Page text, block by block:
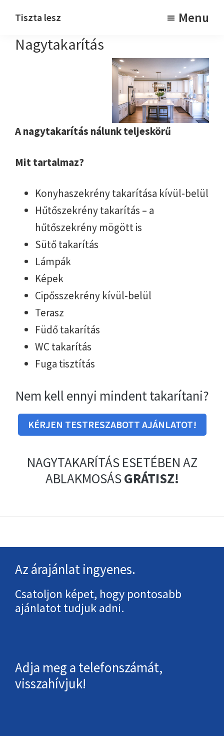
main
footer
Tiszta lesz Menu
Nagytakarítás
A nagytakarítás nálunk teljeskörű
Mit tartalmaz?
Konyhaszekrény takarítása kívül-belül
Hűtőszekrény takarítás – a
hűtőszekrény mögött is
Sütő takarítás
Lámpák
Képek
Cipősszekrény kívül-belül
Terasz
Füdő takarítás
WC takarítás
Fuga tisztítás
Nem kell ennyi mindent takarítani?
KÉRJEN TESTRESZABOTT AJÁNLATOT!
NAGYTAKARÍTÁS ESETÉBEN AZ
ABLAKMOSÁSGRÁTISZ!
Az árajánlat ingyenes.
Csatoljon képet, hogy pontosabb
ajánlatot tudjuk adni.
Adja meg a telefonszámát,
visszahívjuk!